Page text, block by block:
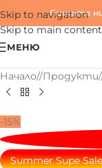
Skip to navigation
Skip to main content
Пишете
МЕНЮ
Начало/ Продукти/
-15%
Summer Supe Sale